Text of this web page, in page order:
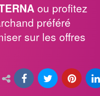
ou profitez
préféré
sur les offres